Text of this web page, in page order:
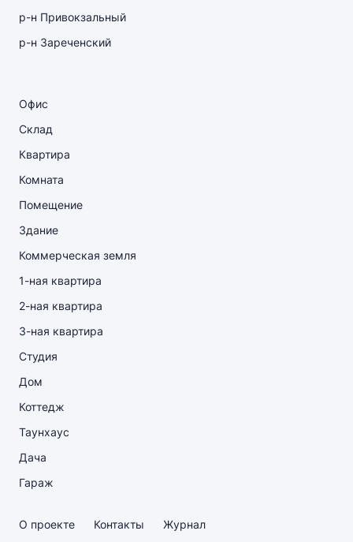
р-н Привокзальный
р-н Зареченский
Офис
Склад
Квартира
Комната
Помещение
Здание
Коммерческая земля
1-ная квартира
2-ная квартира
3-ная квартира
Студия
Дом
Коттедж
Таунхаус
Дача
Гараж
О проекте Контакты Журнал